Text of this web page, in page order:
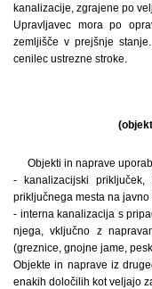
kanalizacije, zgrajene po
Upravljavec mora po
zemljišče v prejšnje
cenilec ustrezne stroke.
Objekti in naprave
- kanalizacijski
priključnega mesta na javno
- interna kanalizacija s
njega, vključno z
(greznice, gnojne jame,
Objekte in naprave iz
enakih določilih kot veljajo